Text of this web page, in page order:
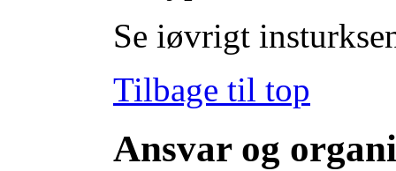
Se iøvrigt
Tilbage til top
Ansvar og